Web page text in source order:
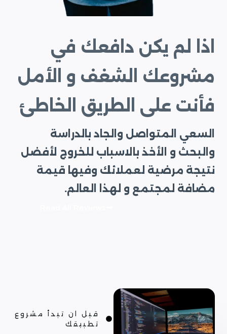
اذا لم يكن دافعك في
مشروعك الشغف و الأمل
فأنت على الطريق الخاطئ
السعي المتواصل والجاد بالدراسة
والبحث و الأخذ بالاسباب للخروج لأفضل
نتيجة مرضية لعملائك وفيها قيمة
مضافة لمجتمع و لهذا العالم.
قبل ان تبدأ مشروع
تطبيقك